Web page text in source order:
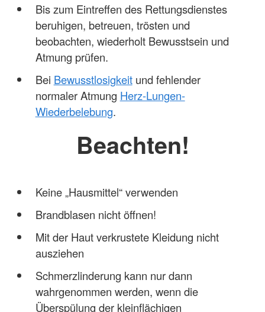
Bis zum Eintreffen des Rettungsdienstes
beruhigen, betreuen, trösten und
beobachten, wiederholt Bewusstsein und
Atmung prüfen.
Bei Bewusstlosigkeitund fehlender
normaler Atmung Herz-Lungen-
Wiederbelebung.
Beachten!
Keine „Hausmittel“ verwenden
Brandblasen nicht öffnen!
Mit der Haut verkrustete Kleidung nicht
ausziehen
Schmerzlinderung kann nur dann
wahrgenommen werden, wenn die
Überspülung der kleinflächigen